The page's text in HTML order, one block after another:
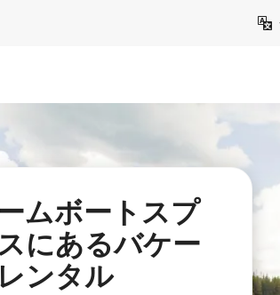
ムボートスプ
にあるバケー
ンタル